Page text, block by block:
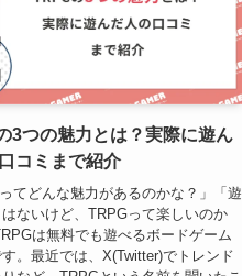
3つの魅力とは？実際に遊ん
コミまで紹介
ってどんな魅力があるのかな？」「遊
はないけど、TRPGって楽しいのか
は無料でも遊べるボードゲーム
。最近では、X(Twitter)でトレンド